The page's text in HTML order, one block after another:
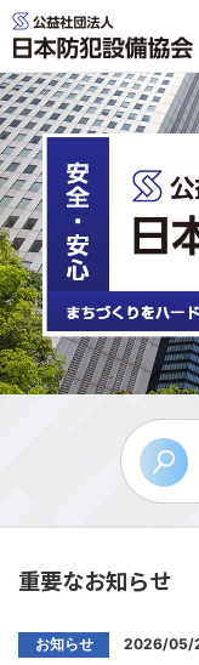
重要なお知らせ
お知らせ 2026/05/